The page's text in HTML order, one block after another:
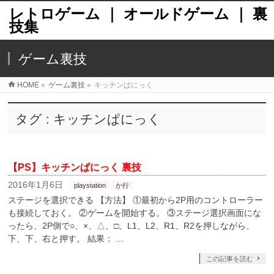
レトロゲーム ｜ オールドゲーム ｜ 裏
技集
ゲーム裏技
HOME » ゲーム裏技 » キッチンぱにっく
タグ : キッチンぱにっく
【PS】キッチンぱにっく 裏技
2016年1月6日 playstation か行
ステージを選択できる 【方法】 ①最初から2P用のコントローラー
も接続しておく。 ②ゲームを開始する。 ③ステージ選択画面にな
ったら、2P側で○、×、△、□、L1、L2、R1、R2を押しながら、
下、下、右と押す。 結果： …
この記事を読む